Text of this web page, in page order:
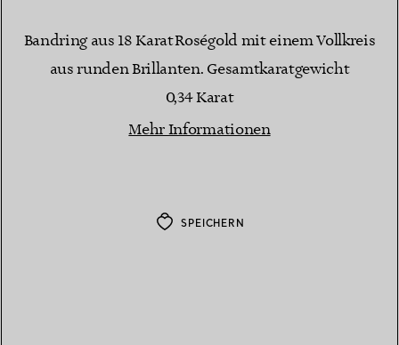
Bandring aus 18 Karat Roségold mit einem Vollkreis
aus runden Brillanten. Gesamtkaratgewicht
0,34 Karat
Mehr Informationen
SPEICHERN